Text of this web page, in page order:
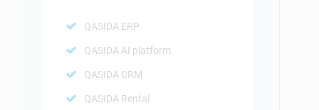
QASIDA ERP
QASIDA AI platform
QASIDA CRM
QASIDA Rental